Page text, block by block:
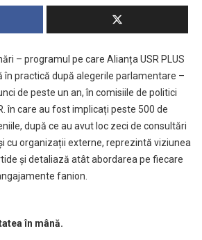
– programul pe care Alianța USR PLUS
în practică după alegerile parlamentare –
de peste un an, în comisiile de politici
în care au fost implicați peste 500 de
după ce au avut loc zeci de consultări
cu organizații externe, reprezintă viziunea
și detaliază atât abordarea pe fiecare
fanion.
în mână.